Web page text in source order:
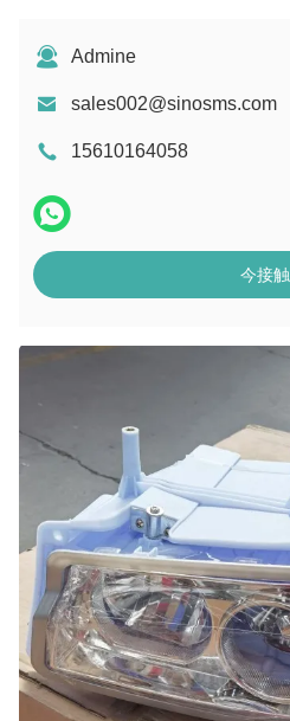
Admine
sales002@sinosms.com
15610164058
今接触